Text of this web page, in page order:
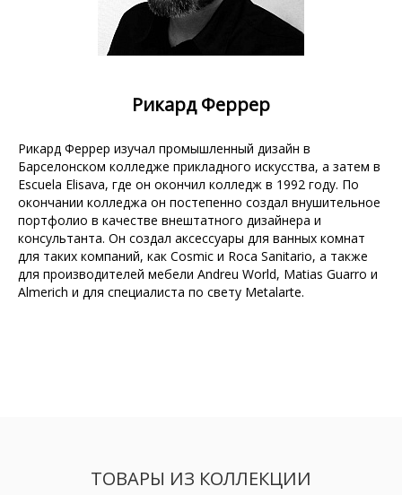
Рикард Феррер
Рикард Феррер изучал промышленный дизайн в
Барселонском колледже прикладного искусства, а затем в
Escuela Elisava, где он окончил колледж в 1992 году. По
окончании колледжа он постепенно создал внушительное
портфолио в качестве внештатного дизайнера и
консультанта. Он создал аксессуары для ванных комнат
для таких компаний, как Cosmic и Roca Sanitario, а также
для производителей мебели Andreu World, Matias Guarro и
Almerich и для специалиста по свету Metalarte.
ТОВАРЫ ИЗ КОЛЛЕКЦИИ